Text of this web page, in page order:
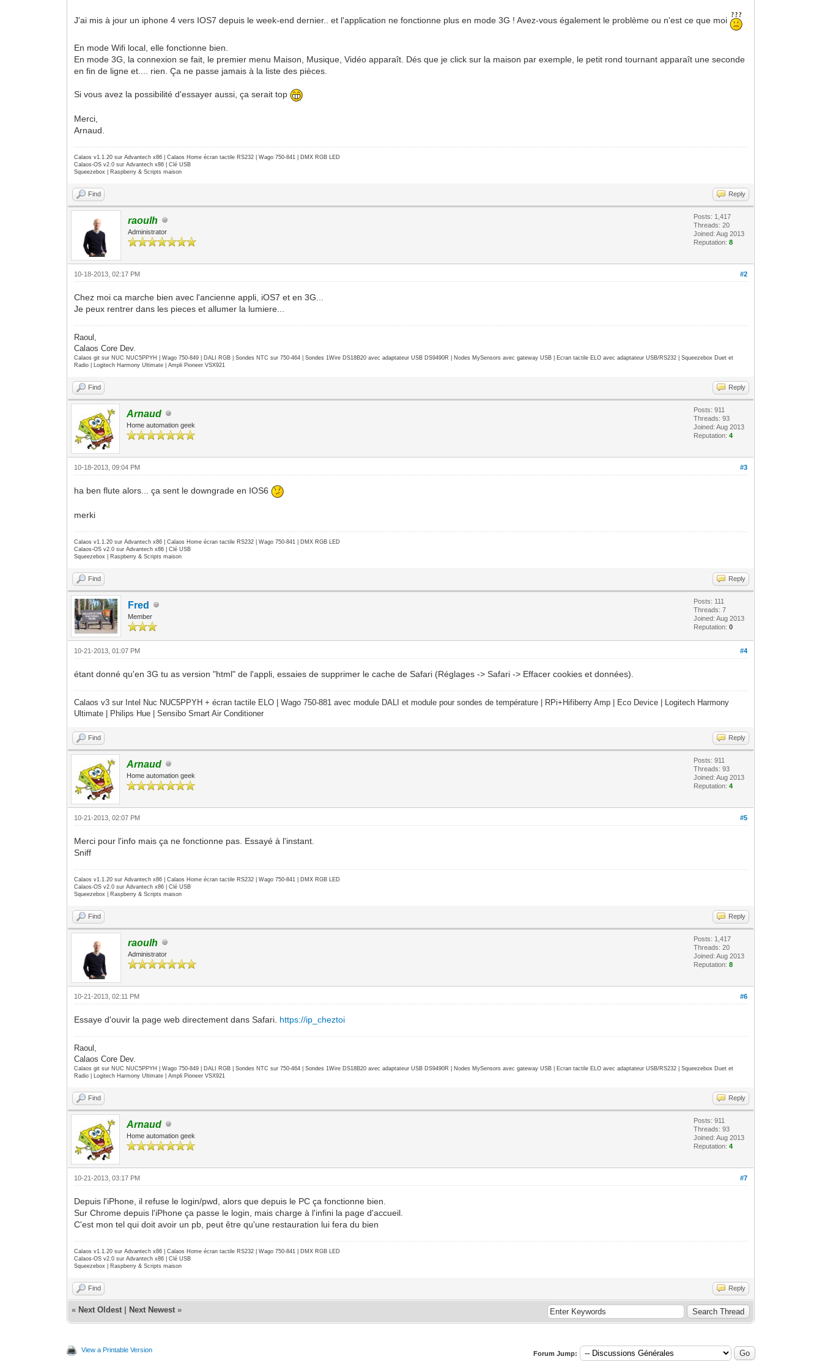
J'ai mis à jour un iphone 4 vers IOS7 depuis le week-end dernier.. et l'application ne fonctionne plus en mode 3G ! Avez-vous également le problème ou n'est ce que moi
En mode Wifi local, elle fonctionne bien.
En mode 3G, la connexion se fait, le premier menu Maison, Musique, Vidéo apparaît. Dés que je click sur la maison par exemple, le petit rond tournant apparaît une seconde
en fin de ligne et.... rien. Ça ne passe jamais à la liste des pièces.
Si vous avez la possibilité d'essayer aussi, ça serait top
Merci,
Arnaud.
Calaos v1.1.20 sur Advantech x86 | Calaos Home écran tactile RS232 | Wago 750-841 | DMX RGB LED
Calaos-OS v2.0 sur Advantech x86 | Clé USB
Squeezebox | Raspberry & Scripts maison
Find Reply
raoulh
Administrator
Posts: 1,417
Threads: 20
Joined: Aug 2013
Reputation:8
#2
10-18-2013, 02:17 PM
Chez moi ca marche bien avec l'ancienne appli, iOS7 et en 3G...
Je peux rentrer dans les pieces et allumer la lumiere...
Raoul,
Calaos Core Dev.
Calaos git sur NUC NUC5PPYH | Wago 750-849 | DALI RGB | Sondes NTC sur 750-464 | Sondes 1Wire DS18B20 avec adaptateur USB DS9490R | Nodes MySensors avec gateway USB | Ecran tactile ELO avec adaptateur USB/RS232 | Squeezebox Duet et
Radio | Logitech Harmony Ultimate | Ampli Pioneer VSX921
Find Reply
Arnaud
Home automation geek
Posts: 911
Threads: 93
Joined: Aug 2013
Reputation:4
#3
10-18-2013, 09:04 PM
ha ben flute alors... ça sent le downgrade en IOS6
merki
Calaos v1.1.20 sur Advantech x86 | Calaos Home écran tactile RS232 | Wago 750-841 | DMX RGB LED
Calaos-OS v2.0 sur Advantech x86 | Clé USB
Squeezebox | Raspberry & Scripts maison
Find Reply
Fred
Member
Posts: 111
Threads: 7
Joined: Aug 2013
Reputation:0
#4
10-21-2013, 01:07 PM
étant donné qu'en 3G tu as version "html" de l'appli, essaies de supprimer le cache de Safari (Réglages -> Safari -> Effacer cookies et données).
Calaos v3 sur Intel Nuc NUC5PPYH + écran tactile ELO | Wago 750-881 avec module DALI et module pour sondes de température | RPi+Hifiberry Amp | Eco Device | Logitech Harmony
Ultimate | Philips Hue | Sensibo Smart Air Conditioner
Find Reply
Arnaud
Home automation geek
Posts: 911
Threads: 93
Joined: Aug 2013
Reputation:4
#5
10-21-2013, 02:07 PM
Merci pour l'info mais ça ne fonctionne pas. Essayé à l'instant.
Sniff
Calaos v1.1.20 sur Advantech x86 | Calaos Home écran tactile RS232 | Wago 750-841 | DMX RGB LED
Calaos-OS v2.0 sur Advantech x86 | Clé USB
Squeezebox | Raspberry & Scripts maison
Find Reply
raoulh
Administrator
Posts: 1,417
Threads: 20
Joined: Aug 2013
Reputation:8
#6
10-21-2013, 02:11 PM
Essaye d'ouvir la page web directement dans Safari. https://ip_cheztoi
Raoul,
Calaos Core Dev.
Calaos git sur NUC NUC5PPYH | Wago 750-849 | DALI RGB | Sondes NTC sur 750-464 | Sondes 1Wire DS18B20 avec adaptateur USB DS9490R | Nodes MySensors avec gateway USB | Ecran tactile ELO avec adaptateur USB/RS232 | Squeezebox Duet et
Radio | Logitech Harmony Ultimate | Ampli Pioneer VSX921
Find Reply
Arnaud
Home automation geek
Posts: 911
Threads: 93
Joined: Aug 2013
Reputation:4
#7
10-21-2013, 03:17 PM
Depuis l'iPhone, il refuse le login/pwd, alors que depuis le PC ça fonctionne bien.
Sur Chrome depuis l'iPhone ça passe le login, mais charge à l'infini la page d'accueil.
C'est mon tel qui doit avoir un pb, peut être qu'une restauration lui fera du bien
Calaos v1.1.20 sur Advantech x86 | Calaos Home écran tactile RS232 | Wago 750-841 | DMX RGB LED
Calaos-OS v2.0 sur Advantech x86 | Clé USB
Squeezebox | Raspberry & Scripts maison
Find Reply
« Next Oldest Next Newest »
View a Printable Version Forum Jump: